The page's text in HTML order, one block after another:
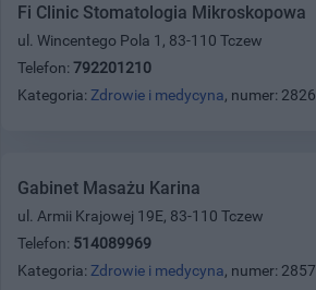
Fi Clinic Stomatologia Mikroskopowa
ul. Wincentego Pola 1, 83-110 Tczew
Telefon: 792201210
Kategoria: Zdrowie i medycyna, numer: 2826
Gabinet Masażu Karina
ul. Armii Krajowej 19E, 83-110 Tczew
Telefon: 514089969
Kategoria: Zdrowie i medycyna, numer: 2857